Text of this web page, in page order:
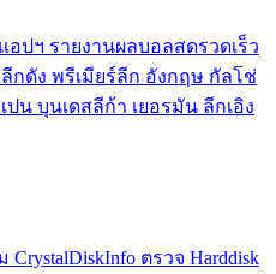
อปฯ รายงานผลบอลสดรวดเร็ว
กดัง พรีเมียร์ลีก อังกฤษ กัลโช่
ปน บุนเดสลีก้า เยอรมัน ลีกเอิง
CrystalDiskInfo ตรวจ Harddisk